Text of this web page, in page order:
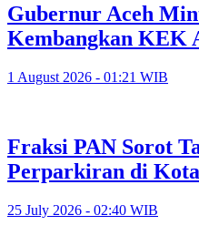
Gubernur Aceh
Kembangkan KEK
1 August 2026 - 01:21 WIB
Fraksi PAN Sorot
Perparkiran di
25 July 2026 - 02:40 WIB